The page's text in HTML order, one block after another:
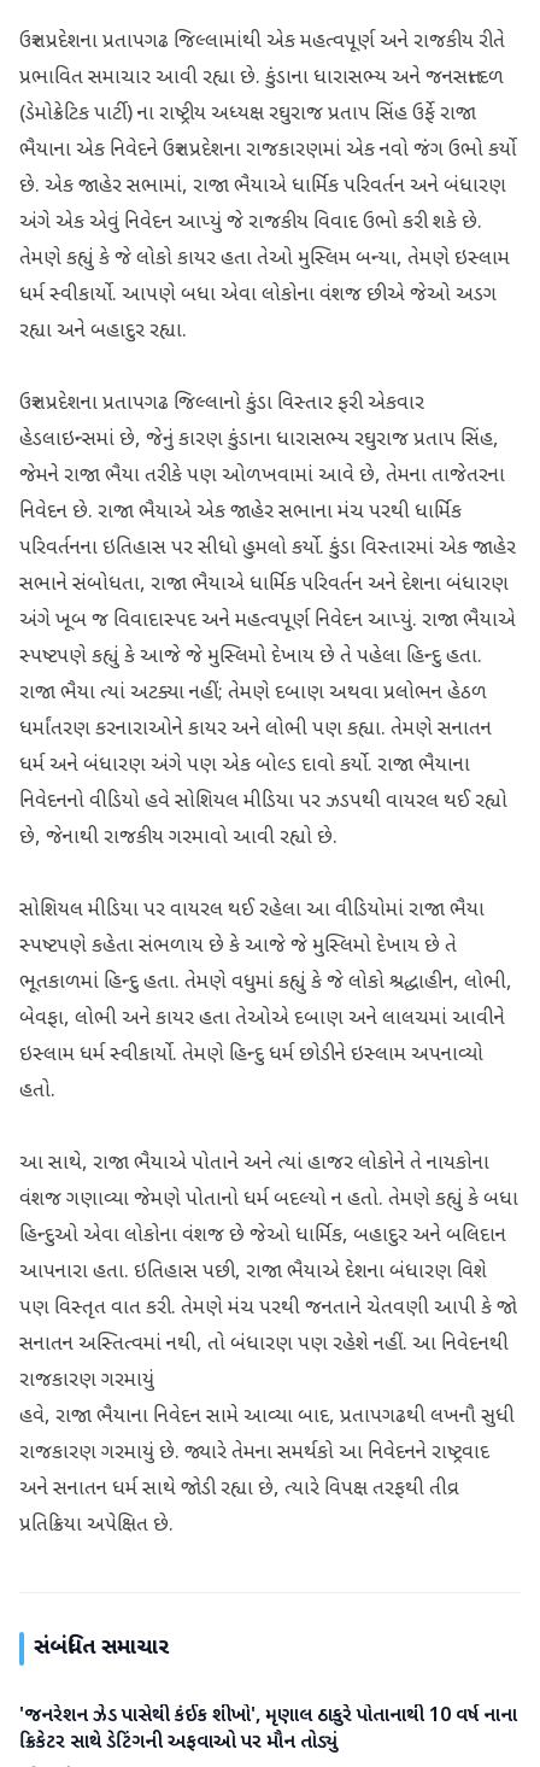
ઉત્તર પ્રદેશના પ્રતાપગઢ જિલ્લામાંથી એક મહત્વપૂર્ણ અને રાજકીય રીતે
પ્રભાવિત સમાચાર આવી રહ્યા છે. કુંડાના ધારાસભ્ય અને જનસત્તા દળ
(ડેમોક્રેટિક પાર્ટી) ના રાષ્ટ્રીય અધ્યક્ષ રઘુરાજ પ્રતાપ સિંહ ઉર્ફે રાજા
ભૈયાના એક નિવેદને ઉત્તર પ્રદેશના રાજકારણમાં એક નવો જંગ ઉભો કર્યો
છે. એક જાહેર સભામાં, રાજા ભૈયાએ ધાર્મિક પરિવર્તન અને બંધારણ
અંગે એક એવું નિવેદન આપ્યું જે રાજકીય વિવાદ ઉભો કરી શકે છે.
તેમણે કહ્યું કે જે લોકો કાયર હતા તેઓ મુસ્લિમ બન્યા, તેમણે ઇસ્લામ
ધર્મ સ્વીકાર્યો. આપણે બધા એવા લોકોના વંશજ છીએ જેઓ અડગ
રહ્યા અને બહાદુર રહ્યા.
ઉત્તર પ્રદેશના પ્રતાપગઢ જિલ્લાનો કુંડા વિસ્તાર ફરી એકવાર
હેડલાઇન્સમાં છે, જેનું કારણ કુંડાના ધારાસભ્ય રઘુરાજ પ્રતાપ સિંહ,
જેમને રાજા ભૈયા તરીકે પણ ઓળખવામાં આવે છે, તેમના તાજેતરના
નિવેદન છે. રાજા ભૈયાએ એક જાહેર સભાના મંચ પરથી ધાર્મિક
પરિવર્તનના ઇતિહાસ પર સીધો હુમલો કર્યો. કુંડા વિસ્તારમાં એક જાહેર
સભાને સંબોધતા, રાજા ભૈયાએ ધાર્મિક પરિવર્તન અને દેશના બંધારણ
અંગે ખૂબ જ વિવાદાસ્પદ અને મહત્વપૂર્ણ નિવેદન આપ્યું. રાજા ભૈયાએ
સ્પષ્ટપણે કહ્યું કે આજે જે મુસ્લિમો દેખાય છે તે પહેલા હિન્દુ હતા.
રાજા ભૈયા ત્યાં અટક્યા નહીં; તેમણે દબાણ અથવા પ્રલોભન હેઠળ
ધર્માંતરણ કરનારાઓને કાયર અને લોભી પણ કહ્યા. તેમણે સનાતન
ધર્મ અને બંધારણ અંગે પણ એક બોલ્ડ દાવો કર્યો. રાજા ભૈયાના
નિવેદનનો વીડિયો હવે સોશિયલ મીડિયા પર ઝડપથી વાયરલ થઈ રહ્યો
છે, જેનાથી રાજકીય ગરમાવો આવી રહ્યો છે.
સોશિયલ મીડિયા પર વાયરલ થઈ રહેલા આ વીડિયોમાં રાજા ભૈયા
સ્પષ્ટપણે કહેતા સંભળાય છે કે આજે જે મુસ્લિમો દેખાય છે તે
ભૂતકાળમાં હિન્દુ હતા. તેમણે વધુમાં કહ્યું કે જે લોકો શ્રદ્ધાહીન, લોભી,
બેવફા, લોભી અને કાયર હતા તેઓએ દબાણ અને લાલચમાં આવીને
ઇસ્લામ ધર્મ સ્વીકાર્યો. તેમણે હિન્દુ ધર્મ છોડીને ઇસ્લામ અપનાવ્યો
હતો.
આ સાથે, રાજા ભૈયાએ પોતાને અને ત્યાં હાજર લોકોને તે નાયકોના
વંશજ ગણાવ્યા જેમણે પોતાનો ધર્મ બદલ્યો ન હતો. તેમણે કહ્યું કે બધા
હિન્દુઓ એવા લોકોના વંશજ છે જેઓ ધાર્મિક, બહાદુર અને બલિદાન
આપનારા હતા. ઇતિહાસ પછી, રાજા ભૈયાએ દેશના બંધારણ વિશે
પણ વિસ્તૃત વાત કરી. તેમણે મંચ પરથી જનતાને ચેતવણી આપી કે જો
સનાતન અસ્તિત્વમાં નથી, તો બંધારણ પણ રહેશે નહીં. આ નિવેદનથી
રાજકારણ ગરમાયું
હવે, રાજા ભૈયાના નિવેદન સામે આવ્યા બાદ, પ્રતાપગઢથી લખનૌ સુધી
રાજકારણ ગરમાયું છે. જ્યારે તેમના સમર્થકો આ નિવેદનને રાષ્ટ્રવાદ
અને સનાતન ધર્મ સાથે જોડી રહ્યા છે, ત્યારે વિપક્ષ તરફથી તીવ્ર
પ્રતિક્રિયા અપેક્ષિત છે.
સંબંધિત સમાચાર
રાજકારણ
'જનરેશન ઝેડ પાસેથી કંઈક શીખો', મૃણાલ ઠાકુરે પોતાનાથી 10 વર્ષ નાના
ક્રિકેટર સાથે ડેટિંગની અફવાઓ પર મૌન તોડ્યું